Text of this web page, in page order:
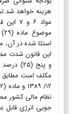
هزینه خواهد
استثا شده در آن،
این قانون شدت
و پنج
جویی انرژی قابل